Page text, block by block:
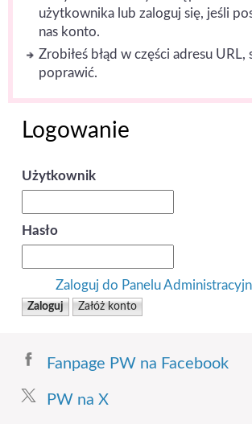
użytkownika lub zaloguj się, jeśli
nas konto.
Zrobiłeś błąd w części adresu
poprawić.
Logowanie
Użytkownik
Hasło
Zaloguj do Panelu
Fanpage PW na Facebook
PW na X